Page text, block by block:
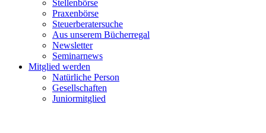
Stellenbörse
Praxenbörse
Steuerberatersuche
Aus unserem Bücherregal
Newsletter
Seminarnews
Mitglied werden
Natürliche Person
Gesellschaften
Juniormitglied